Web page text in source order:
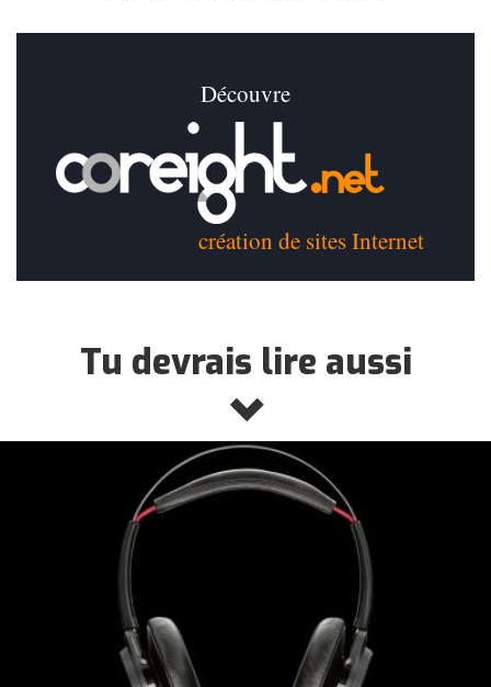
Découvre
création de sites Internet
Tu devrais lire aussi